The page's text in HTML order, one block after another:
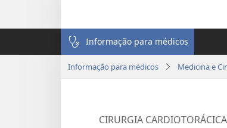
Informação para médicos
Informação para médicos Medicina e
CIRURGIA